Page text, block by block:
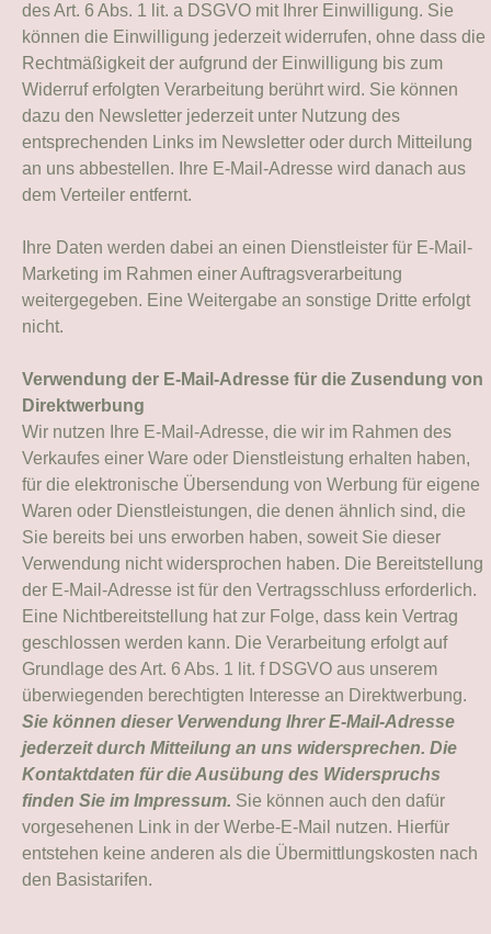
des Art. 6 Abs. 1 lit. a DSGVO mit Ihrer Einwilligung. Sie
können die Einwilligung jederzeit widerrufen, ohne dass die
Rechtmäßigkeit der aufgrund der Einwilligung bis zum
Widerruf erfolgten Verarbeitung berührt wird. Sie können
dazu den Newsletter jederzeit unter Nutzung des
entsprechenden Links im Newsletter oder durch Mitteilung
an uns abbestellen. Ihre E-Mail-Adresse wird danach aus
dem Verteiler entfernt.
Ihre Daten werden dabei an einen Dienstleister für E-Mail-
Marketing im Rahmen einer Auftragsverarbeitung
weitergegeben. Eine Weitergabe an sonstige Dritte erfolgt
nicht.
Verwendung der E-Mail-Adresse für die Zusendung von
Direktwerbung
Wir nutzen Ihre E-Mail-Adresse, die wir im Rahmen des
Verkaufes einer Ware oder Dienstleistung erhalten haben,
für die elektronische Übersendung von Werbung für eigene
Waren oder Dienstleistungen, die denen ähnlich sind, die
Sie bereits bei uns erworben haben, soweit Sie dieser
Verwendung nicht widersprochen haben. Die Bereitstellung
der E-Mail-Adresse ist für den Vertragsschluss erforderlich.
Eine Nichtbereitstellung hat zur Folge, dass kein Vertrag
geschlossen werden kann. Die Verarbeitung erfolgt auf
Grundlage des Art. 6 Abs. 1 lit. f DSGVO aus unserem
überwiegenden berechtigten Interesse an Direktwerbung.
Sie können dieser Verwendung Ihrer E-Mail-Adresse
jederzeit durch Mitteilung an uns widersprechen. Die
Kontaktdaten für die Ausübung des Widerspruchs
finden Sie im Impressum. Sie können auch den dafür
vorgesehenen Link in der Werbe-E-Mail nutzen. Hierfür
entstehen keine anderen als die Übermittlungskosten nach
den Basistarifen.